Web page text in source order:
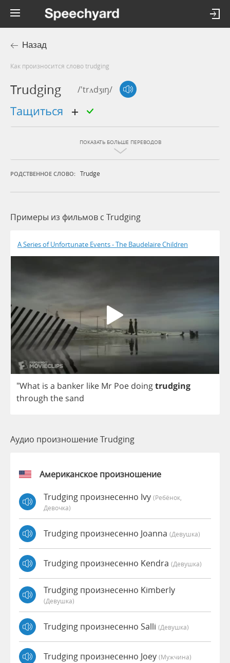
Назад
Как произносится слово trudging
Trudging /'trʌdʒɪŋ/
тащиться
ПОКАЗАТЬ БОЛЬШЕ ПЕРЕВОДОВ
РОДСТВЕННОЕ СЛОВО: Trudge
Примеры из фильмов c Trudging
A Series of Unfortunate Events - The Baudelaire Children
"What is a banker like Mr Poe doingtrudging
through the sand
Аудио произношение Trudging
Американское произношение
Trudging произнесенно Ivy (Ребёнок,
Девочка)
Trudging произнесенно Joanna (девушка)
Trudging произнесенно Kendra (девушка)
Trudging произнесенно Kimberly
(девушка)
Trudging произнесенно Salli (девушка)
Trudging произнесенно Joey (мужчина)